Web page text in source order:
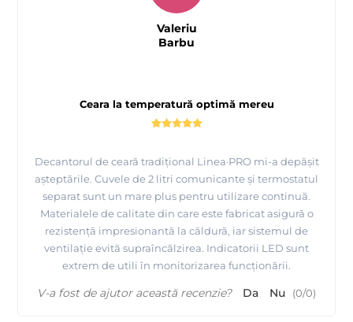
Ceara la temperatură optimă mereu
Decantorul de ceară tradițional Linea·PRO mi-a depășit
așteptările. Cuvele de 2 litri comunicante și termostatul
separat sunt un mare plus pentru utilizare continuă.
Materialele de calitate din care este fabricat asigură o
rezistență impresionantă la căldură, iar sistemul de
ventilație evită supraîncălzirea. Indicatorii LED sunt
extrem de utili în monitorizarea funcționării.
Valeriu
Barbu
V-a fost de ajutor această recenzie? Da Nu (0/0)